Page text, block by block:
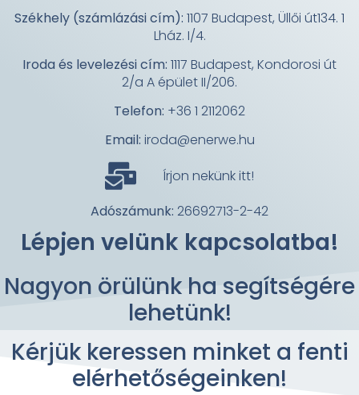
Székhely (számlázási cím): 1107 Budapest, Üllői út134. 1
Lház. I/4.
Iroda és levelezési cím: 1117 Budapest, Kondorosi út
2/a A épület II/206.
Telefon: +36 1 2112062
Email: iroda@enerwe.hu
Írjon nekünk itt!
Adószámunk: 26692713-2-42
Lépjen velünk kapcsolatba!
Nagyon örülünk ha segítségére
lehetünk!
Kérjük keressen minket a fenti
elérhetőségeinken!